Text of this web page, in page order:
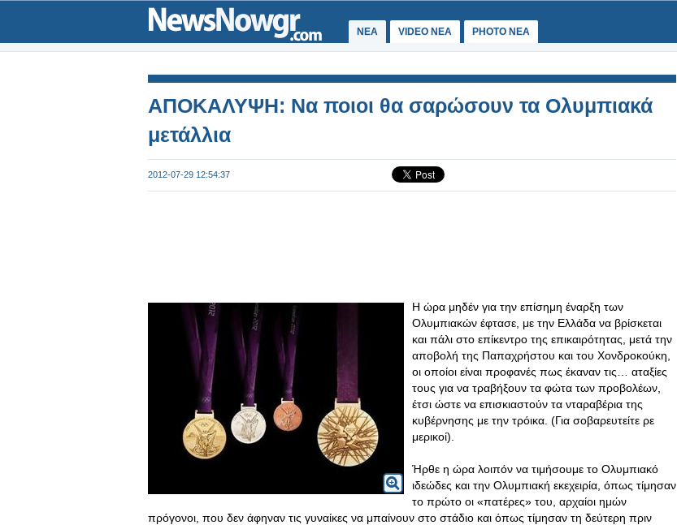
ΝΕΑ VIDEO NEA PHOTO NEA
ΑΠΟΚΑΛΥΨΗ: Να ποιοι θα σαρώσουν τα Ολυμπιακά
μετάλλια
2012-07-29 12:54:37
Η ώρα μηδέν για την επίσημη έναρξη των
Ολυμπιακών έφτασε, με την Ελλάδα να βρίσκεται
και πάλι στο επίκεντρο της επικαιρότητας, μετά την
αποβολή της Παπαχρήστου και του Χονδροκούκη,
οι οποίοι είναι προφανές πως έκαναν τις… αταξίες
τους για να τραβήξουν τα φώτα των προβολέων,
έτσι ώστε να επισκιαστούν τα νταραβέρια της
κυβέρνησης με την τρόικα. (Για σοβαρευτείτε ρε
μερικοί).
Ήρθε η ώρα λοιπόν να τιμήσουμε το Ολυμπιακό
ιδεώδες και την Ολυμπιακή εκεχειρία, όπως τίμησαν
το πρώτο οι «πατέρες» του, αρχαίοι ημών
πρόγονοι, που δεν άφηναν τις γυναίκες να μπαίνουν στο στάδιο και όπως τίμησαν τη δεύτερη πριν